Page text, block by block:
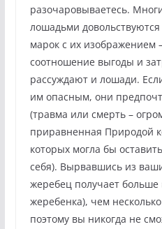
разочаровываетесь.
лошадьми
марок с их изображением
соотношение выгоды и
рассуждают и лошади.
им опасным, они
(травма или смерть –
приравненная Природой
которых могла бы
себя). Вырвавшись из
жеребец получает больше
жеребенка), чем
поэтому вы никогда не